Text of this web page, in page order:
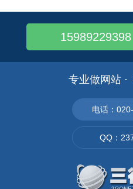
黄埔做网站,外贸推广必备Google
黄埔区做网站,外贸营销型网站建设
黄埔区做网站,外贸网站建设的要点
15989229398
专业做网站 ·
电话：
QQ：